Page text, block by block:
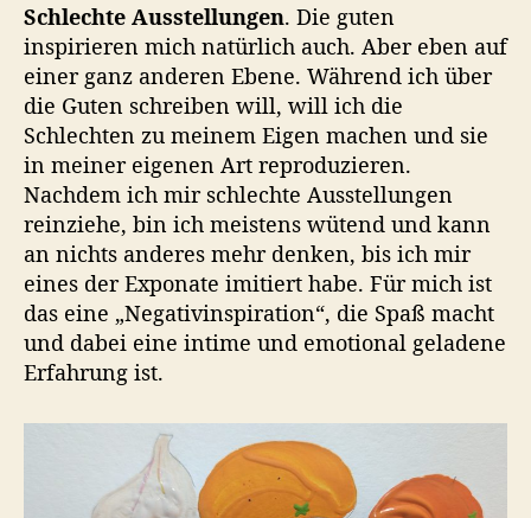
Schlechte Ausstellungen. Die guten
inspirieren mich natürlich auch. Aber eben auf
einer ganz anderen Ebene. Während ich über
die Guten schreiben will, will ich die
Schlechten zu meinem Eigen machen und sie
in meiner eigenen Art reproduzieren.
Nachdem ich mir schlechte Ausstellungen
reinziehe, bin ich meistens wütend und kann
an nichts anderes mehr denken, bis ich mir
eines der Exponate imitiert habe. Für mich ist
das eine „Negativinspiration“, die Spaß macht
und dabei eine intime und emotional geladene
Erfahrung ist.